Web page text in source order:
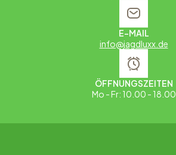
E-MAIL
info@jagdluxx.de
ÖFFNUNGSZEITEN
Mo - Fr: 10.00 - 18.00